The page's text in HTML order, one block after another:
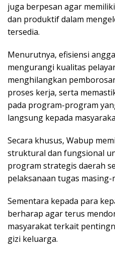
juga berpesan agar
dan produktif dalam
tersedia.
Menurutnya, efisiensi
mengurangi kualitas
menghilangkan
proses kerja, serta
pada program-program
langsung kepada
Secara khusus, Wabup
struktural dan fungsional
program strategis daerah
pelaksanaan tugas masing-
Sementara kepada para
berharap agar terus
masyarakat terkait
gizi keluarga.